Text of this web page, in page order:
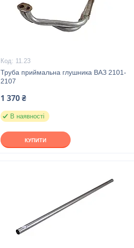
11.23
Труба приймальна глушника ВАЗ 2101-
2107
1 370 ₴
В наявності
КУПИТИ